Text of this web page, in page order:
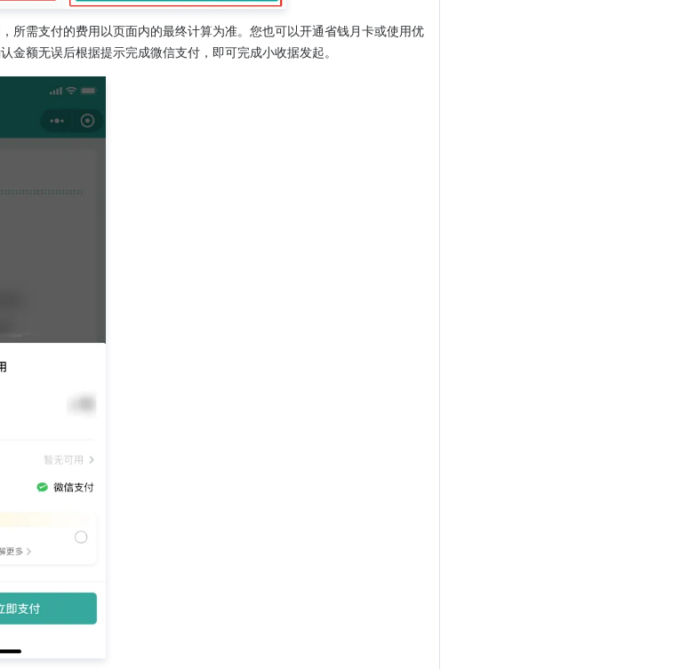
所需支付的费用以页面内的最终计算为准。您也可以开通省钱月卡或使用优
金额无误后根据提示完成微信支付，即可完成小收据发起。